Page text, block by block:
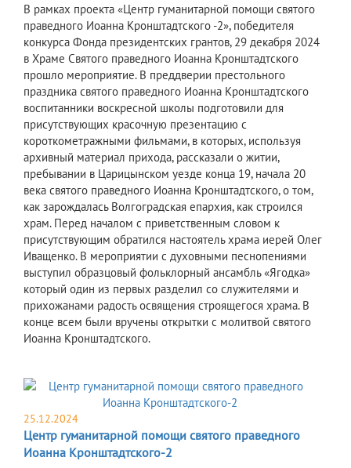
В рамках проекта «Центр гуманитарной помощи святого
праведного Иоанна Кронштадтского -2», победителя
конкурса Фонда президентских грантов, 29 декабря 2024
в Храме Святого праведного Иоанна Кронштадтского
прошло мероприятие. В преддверии престольного
праздника святого праведного Иоанна Кронштадтского
воспитанники воскресной школы подготовили для
присутствующих красочную презентацию с
короткометражными фильмами, в которых, используя
архивный материал прихода, рассказали о житии,
пребывании в Царицынском уезде конца 19, начала 20
века святого праведного Иоанна Кронштадтского, о том,
как зарождалась Волгоградская епархия, как строился
храм. Перед началом с приветственным словом к
присутствующим обратился настоятель храма иерей Олег
Иващенко. В мероприятии с духовными песнопениями
выступил образцовый фольклорный ансамбль «Ягодка»
который один из первых разделил со служителями и
прихожанами радость освящения строящегося храма. В
конце всем были вручены открытки с молитвой святого
Иоанна Кронштадтского.
25.12.2024
Центр гуманитарной помощи святого праведного
Иоанна Кронштадтского-2